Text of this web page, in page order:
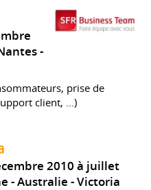
prise de
client, ...)
2010 à juillet
Australie - Victoria